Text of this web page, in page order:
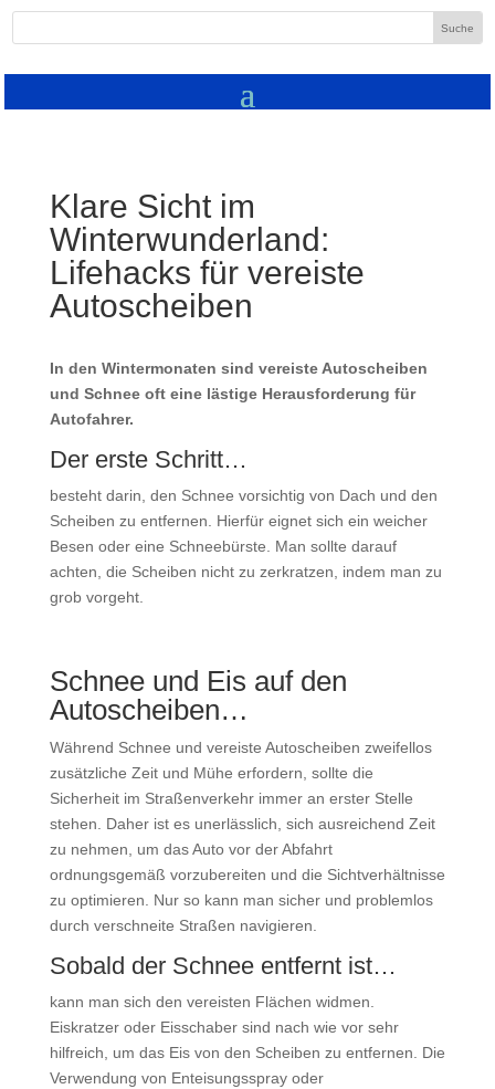
Klare Sicht im
Winterwunderland:
Lifehacks für vereiste
Autoscheiben
In den Wintermonaten sind vereiste Autoscheiben
und Schnee oft eine lästige Herausforderung für
Autofahrer.
Der erste Schritt…
besteht darin, den Schnee vorsichtig von Dach und den
Scheiben zu entfernen. Hierfür eignet sich ein weicher
Besen oder eine Schneebürste. Man sollte darauf
achten, die Scheiben nicht zu zerkratzen, indem man zu
grob vorgeht.
Schnee und Eis auf den
Autoscheiben…
Während Schnee und vereiste Autoscheiben zweifellos
zusätzliche Zeit und Mühe erfordern, sollte die
Sicherheit im Straßenverkehr immer an erster Stelle
stehen. Daher ist es unerlässlich, sich ausreichend Zeit
zu nehmen, um das Auto vor der Abfahrt
ordnungsgemäß vorzubereiten und die Sichtverhältnisse
zu optimieren. Nur so kann man sicher und problemlos
durch verschneite Straßen navigieren.
Sobald der Schnee entfernt ist…
kann man sich den vereisten Flächen widmen.
Eiskratzer oder Eisschaber sind nach wie vor sehr
hilfreich, um das Eis von den Scheiben zu entfernen. Die
Verwendung von Enteisungsspray oder